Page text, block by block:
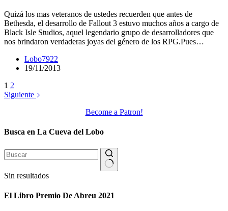
Quizá los mas veteranos de ustedes recuerden que antes de
Bethesda, el desarrollo de Fallout 3 estuvo muchos años a cargo de
Black Isle Studios, aquel legendario grupo de desarrolladores que
nos brindaron verdaderas joyas del género de los RPG.Pues…
Lobo7922
19/11/2013
1 2
Siguiente
Become a Patron!
Busca en La Cueva del Lobo
Sin resultados
El Libro Premio De Abreu 2021